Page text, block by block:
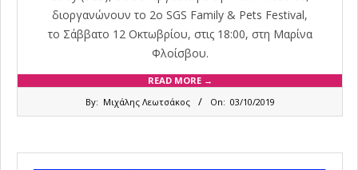
διοργανώνουν το 2ο SGS Family & Pets Festival,
το Σάββατο 12 Οκτωβρίου, στις 18:00, στη Μαρίνα
Φλοίσβου.
READ MORE →
By: Μιχάλης Λεωτσάκος On: 03/10/2019